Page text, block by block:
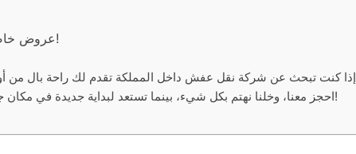
عروض خاصة لنقل عفش داخل المملكة – وفر أكثر، وانقل براحة تامة!
إذا كنت تبحث عن شركة نقل عفش داخل المملكة تقدم لك راحة بال من
احجز معنا، وخلنا نهتم بكل شيء، بينما تستعد لبداية جديدة في مكان جديد. تواصل معنا الآن – متواجدين لخدمتك طوال الأسبوع!